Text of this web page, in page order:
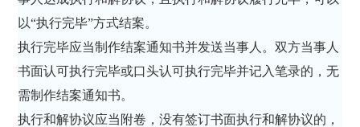
以“执行完毕”方式结案。
执行完毕应当制作结案通知书并发送当事人。双方当事人
书面认可执行完毕或口头认可执行完毕并记入笔录的，无
需制作结案通知书。
执行和解协议应当附卷，没有签订书面执行和解协议的，